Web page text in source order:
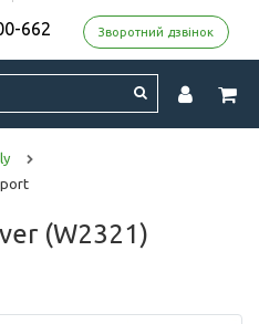
662 Зворотний дзвінок
(W2321)